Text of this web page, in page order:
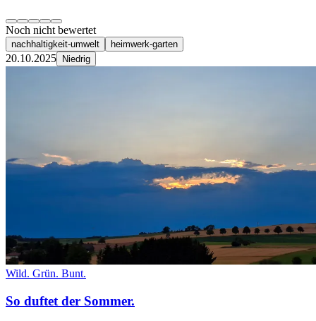
Noch nicht bewertet
nachhaltigkeit-umwelt heimwerk-garten
20.10.2025 Niedrig
Wild. Grün. Bunt.
So duftet der Sommer.